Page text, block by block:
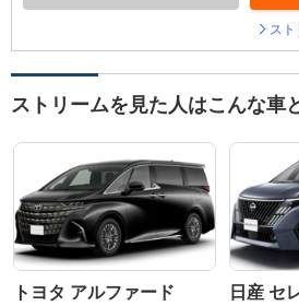
ス
ストリームを見た人はこんな車
トヨタ アルファード 日産 セ